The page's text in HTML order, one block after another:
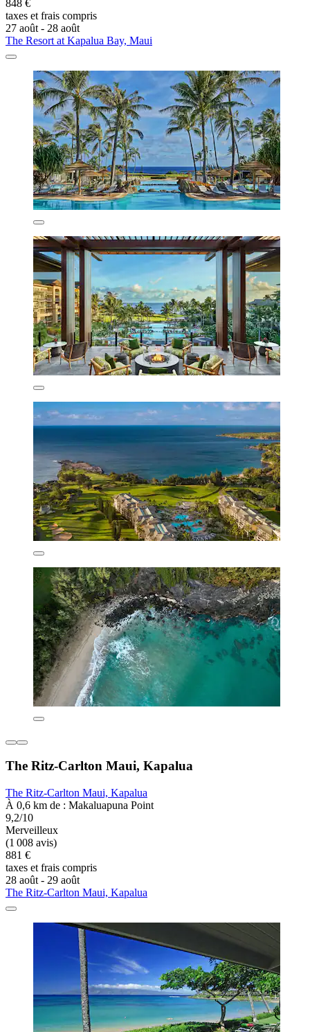
848 €
taxes et frais compris
27 août - 28 août
The Resort at Kapalua Bay, Maui
The Ritz-Carlton Maui, Kapalua
The Ritz-Carlton Maui, Kapalua
À 0,6 km de : Makaluapuna Point
9,2/10
Merveilleux
(1 008 avis)
881 €
taxes et frais compris
28 août - 29 août
The Ritz-Carlton Maui, Kapalua